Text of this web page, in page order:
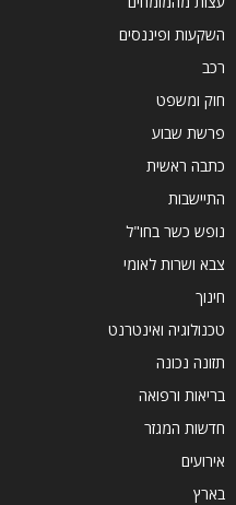
השקעות ופיננסים
רכב
חוק ומשפט
פרשת שבוע
כתבה ראשית
התיישבות
נופש כשר בחו"ל
צבא ושרות לאומי
חינוך
טכנולוגיה ואינטרנט
תזונה נכונה
בריאות ורפואה
חדשות המגזר
אירועים
בארץ